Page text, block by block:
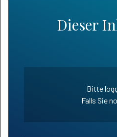
Dieser
Bitte
Falls Sie